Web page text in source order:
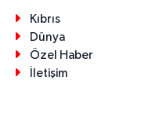
Kıbrıs
Dünya
Özel Haber
İletişim